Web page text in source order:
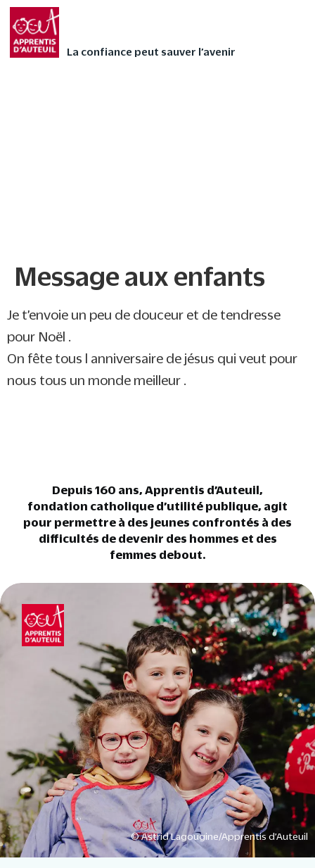
La confiance peut sauver l’avenir
Faites vivre l’Avent
autrement à votre
Message aux enfants
Je t’envoie un peu de douceur et de tendresse
pour Noël .
On fête tous l anniversaire de jésus qui veut pour
nous tous un monde meilleur .
Depuis 160 ans, Apprentis d’Auteuil,
fondation catholique d’utilité publique, agit
pour permettre à des jeunes confrontés à des
difficultés de devenir des hommes et des
femmes debout.
© Astrid Lagougine/Apprentis d’Auteuil